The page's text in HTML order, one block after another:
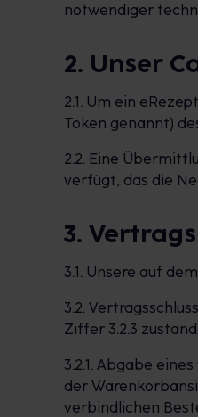
notwendiger
2. Unser
2.1. Um ein
Token genannt)
2.2. Eine
verfügt, das die
3.
3.1. Unsere auf
3.2.
Ziffer 3.2.3
3.2.1. Abgabe
der
verbindlichen